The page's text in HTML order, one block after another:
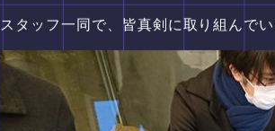
スタッフ一同で、皆真剣に取り組んでい